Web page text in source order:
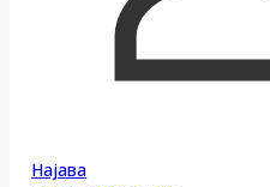
Најава